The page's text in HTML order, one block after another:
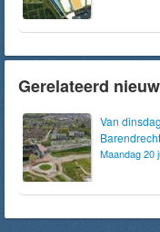
Gerelateerd
Van
Maandag 20